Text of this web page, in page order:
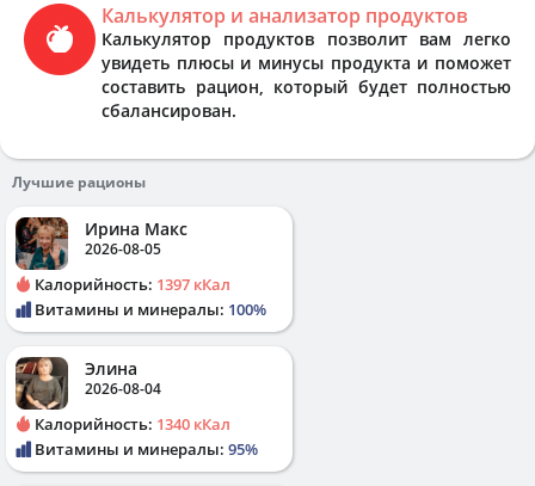
Калькулятор и анализатор продуктов
Калькулятор продуктов позволит вам легко
увидеть плюсы и минусы продукта и поможет
составить рацион, который будет полностью
сбалансирован.
Лучшие рационы
Ирина Макс
2026-08-05
Калорийность: 1397 кКал
Витамины и минералы: 100%
Элина
2026-08-04
Калорийность: 1340 кКал
Витамины и минералы: 95%